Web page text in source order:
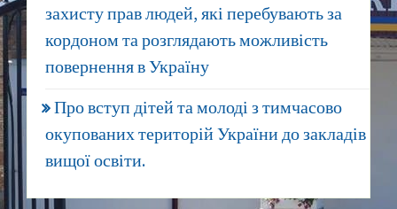
захисту прав людей, які перебувають за
кордоном та розглядають можливість
повернення в Україну
Про вступ дітей та молоді з тимчасово
окупованих територій України до закладів
вищої освіти.